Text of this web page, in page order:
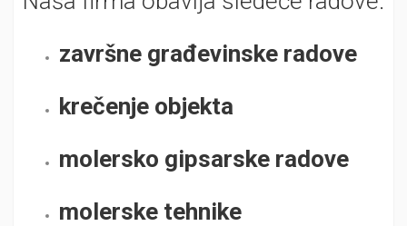
završne građevinske radove
krečenje objekta
molersko gipsarske radove
molerske tehnike